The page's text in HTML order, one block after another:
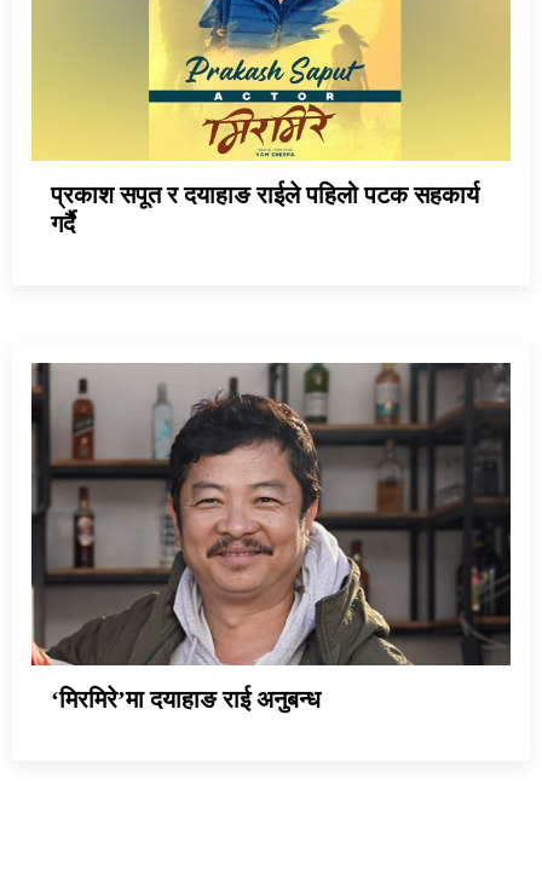
प्रकाश सपूत र दयाहाङ राईले पहिलो पटक सहकार्य
गर्दै
‘मिरमिरे’मा दयाहाङ राई अनुबन्ध